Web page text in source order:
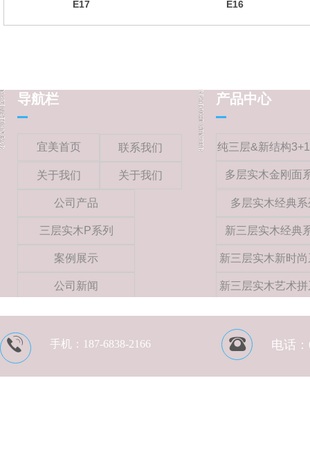
E17 E16
产品中心
纯三层&新结构
多层实木金刚面
多层实木经典系
新三层实木经典
新三层实木新时
新三层实木艺术
导航栏
宜美首页
关于我们
公司产品
三层实木P系列
案例展示
公司新闻
联系我们
关于我们
手机： 187-6838-2166 电话：